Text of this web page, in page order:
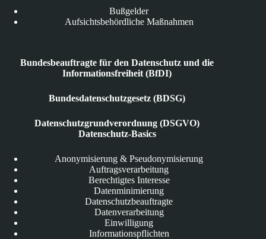
Bußgelder
Aufsichtsbehördliche Maßnahmen
Bundesbeauftragte für den Datenschutz und die
Informationsfreiheit (BfDI)
Bundesdatenschutzgesetz (BDSG)
Datenschutzgrundverordnung (DSGVO)
Datenschutz-Basics
Anonymisierung & Pseudonymisierung
Auftragsverarbeitung
Berechtigtes Interesse
Datenminimierung
Datenschutzbeauftragte
Datenverarbeitung
Einwilligung
Informationspflichten